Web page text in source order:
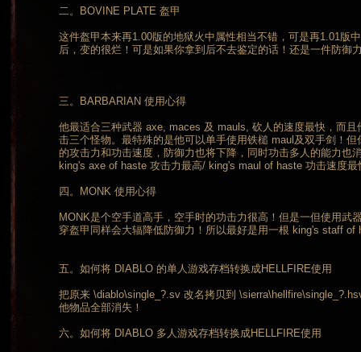
二。BOVINE PLATE 盔甲
这件盔甲本来再1.00版的地狱火中属性相当不错，可是再1.01版
后，变的很烂！可是如果你拿到后不去鉴定的话！还是一件防御
三。BARBARIAN 使用心得
他最适合三种武器 axe, maces 及 mauls, 砍人的速度最快，而
击三个怪物。最特殊的是他可以单手使用铁槌 maul及双手剑！
的攻击力和功击速度，防御力也将下降，同时功击多人的能力也
king's axe of haste 攻击力最高/ king's maul of haste 功击速度最
四。MONK 使用心得
MONK是个空手道高手，空手时的功击力很高！但是一但使用武
穿盔甲同样会大辐降低防御力！所以最好是用一根 king's staff of
五。如何将 DIABLO 的单人游戏存档转换成HELLFIRE使用
把原来 \diablo\single_?.sv 改名拷贝到
他物品全部消失！
六。如何将 DIABLO 多人游戏存档转换成HELLFIRE使用